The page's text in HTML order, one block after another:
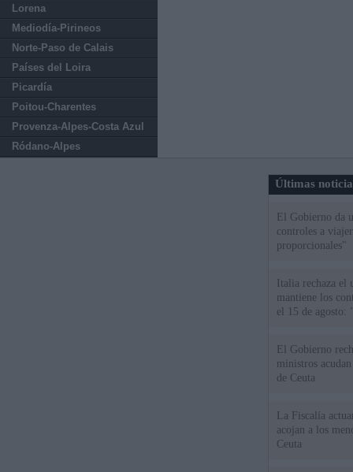
Lorena
Mediodía-Pirineos
Norte-Paso de Calais
Países del Loira
Picardía
Poitou-Charentes
Provenza-Alpes-Costa Azul
Ródano-Alpes
Últimas
El Gobierno da
controles a
proporcionales"
Italia rechaza
mantiene los
el 15 de agosto:
El Gobierno
ministros
de Ceuta
La Fiscalía
acojan a los
Ceuta